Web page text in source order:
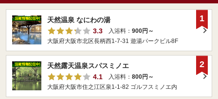
天然温泉 なにわの湯
3.3
入浴料： 900円～
大阪府大阪市北区長柄西1-7-31 遊湯パークビル8F
1
天然露天温泉スパスミノエ
4.1
入浴料： 800円～
大阪府大阪市住之江区泉1-1-82 ゴルフスミノエ内
2